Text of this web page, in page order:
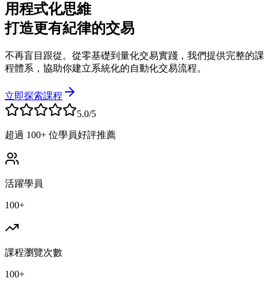
用程式化思維
打造更有紀律的交易
不再盲目跟從。從零基礎到量化交易實踐，我們提供完整的課
程體系，協助你建立系統化的自動化交易流程。
立即探索課程
5.0/5
超過 100+ 位學員好評推薦
活躍學員
100+
課程瀏覽次數
100+